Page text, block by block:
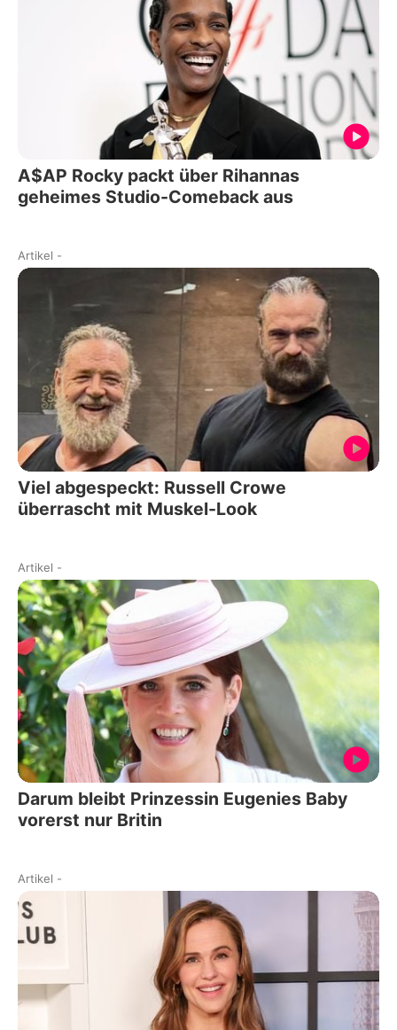
A$AP Rocky packt über Rihannas
geheimes Studio-Comeback aus
Artikel -
Viel abgespeckt: Russell Crowe
überrascht mit Muskel-Look
Artikel -
Darum bleibt Prinzessin Eugenies Baby
vorerst nur Britin
Artikel -